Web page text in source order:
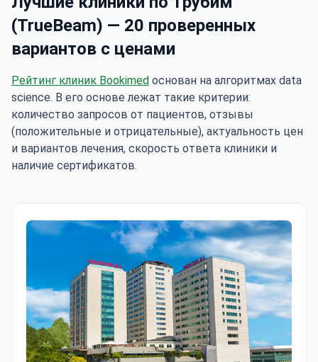
(TrueBeam) — 20 проверенных
вариантов с ценами
Рейтинг клиник Bookimed основан на алгоритмах data
science. В его основе лежат такие критерии:
количество запросов от пациентов, отзывы
(положительные и отрицательные), актуальность цен
и вариантов лечения, скорость ответа клиники и
наличие сертификатов.